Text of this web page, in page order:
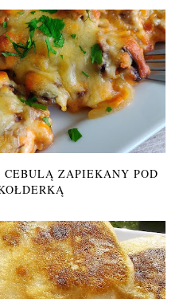
ZAPIEKANY POD